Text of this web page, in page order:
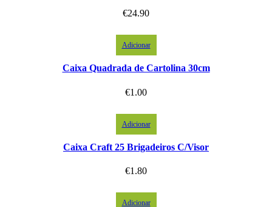
€24.90
Adicionar
Caixa Quadrada de Cartolina 30cm
€1.00
Adicionar
Caixa Craft 25 Brigadeiros C/Visor
€1.80
Adicionar